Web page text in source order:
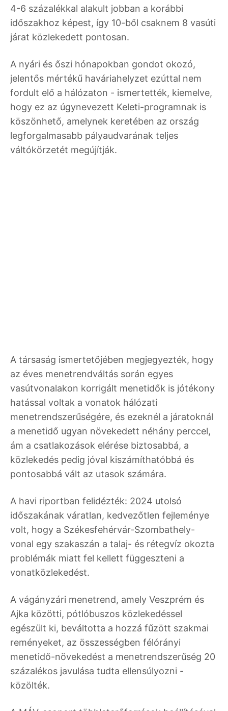
4-6 százalékkal alakult jobban a korábbi
időszakhoz képest, így 10-ből csaknem 8 vasúti
járat közlekedett pontosan.
A nyári és őszi hónapokban gondot okozó,
jelentős mértékű haváriahelyzet ezúttal nem
fordult elő a hálózaton - ismertették, kiemelve,
hogy ez az úgynevezett Keleti-programnak is
köszönhető, amelynek keretében az ország
legforgalmasabb pályaudvarának teljes
váltókörzetét megújítják.
A társaság ismertetőjében megjegyezték, hogy
az éves menetrendváltás során egyes
vasútvonalakon korrigált menetidők is jótékony
hatással voltak a vonatok hálózati
menetrendszerűségére, és ezeknél a járatoknál
a menetidő ugyan növekedett néhány perccel,
ám a csatlakozások elérése biztosabbá, a
közlekedés pedig jóval kiszámíthatóbbá és
pontosabbá vált az utasok számára.
A havi riportban felidézték: 2024 utolsó
időszakának váratlan, kedvezőtlen fejleménye
volt, hogy a Székesfehérvár-Szombathely-
vonal egy szakaszán a talaj- és rétegvíz okozta
problémák miatt fel kellett függeszteni a
vonatközlekedést.
A vágányzári menetrend, amely Veszprém és
Ajka közötti, pótlóbuszos közlekedéssel
egészült ki, beváltotta a hozzá fűzött szakmai
reményeket, az összességben félórányi
menetidő-növekedést a menetrendszerűség 20
százalékos javulása tudta ellensúlyozni -
közölték.